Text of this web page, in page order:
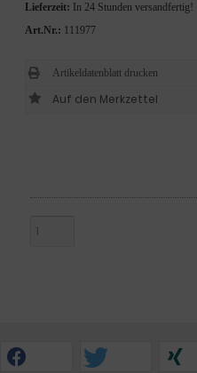
Lieferzeit:
In 24 Stunden versandfertig!
Art.Nr.: 111977
Artikeldatenblatt drucken